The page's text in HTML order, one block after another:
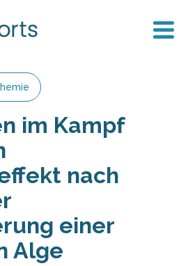
im Kampf
nach
einer
Alge